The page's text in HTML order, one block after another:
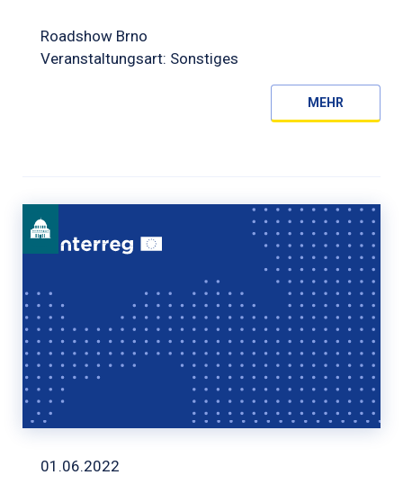
Roadshow Brno
Veranstaltungsart: Sonstiges
MEHR
01.06.2022